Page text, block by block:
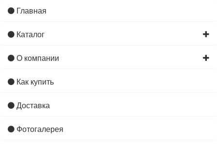
Главная
Каталог
О компании
Как купить
Доставка
Фотогалерея